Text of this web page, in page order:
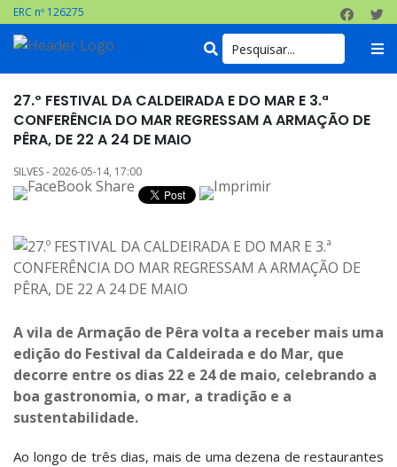
ERC nº 126275
27.º FESTIVAL DA CALDEIRADA E DO MAR E 3.ª
CONFERÊNCIA DO MAR REGRESSAM A ARMAÇÃO DE
PÊRA, DE 22 A 24 DE MAIO
SILVES - 2026-05-14, 17:00
A vila de Armação de Pêra volta a receber mais uma
edição do Festival da Caldeirada e do Mar, que
decorre entre os dias 22 e 24 de maio, celebrando a
boa gastronomia, o mar, a tradição e a
sustentabilidade.
Ao longo de três dias, mais de uma dezena de restaurantes